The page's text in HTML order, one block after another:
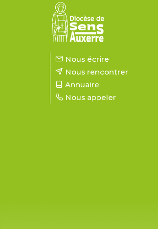
Nous écrire
Nous rencontrer
Annuaire
Nous appeler